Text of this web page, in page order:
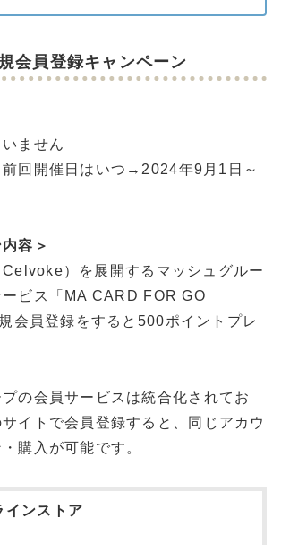
会員登録キャンペーン
ません
回開催日はいつ→2024年9月1日～
容＞
）を展開するマッシュグルー
ビス「MA CARD FOR GO
会員登録をすると500ポイントプレ
の会員サービスは統合化されてお
イトで会員登録すると、同じアカウ
購入が可能です。
インストア